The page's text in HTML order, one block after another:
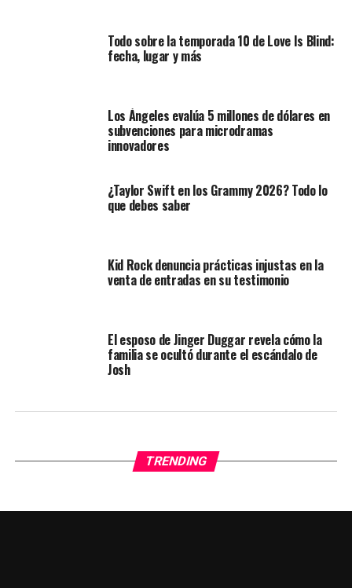
Todo sobre la temporada 10 de Love Is Blind:
fecha, lugar y más
Los Ángeles evalúa 5 millones de dólares en
subvenciones para microdramas
innovadores
¿Taylor Swift en los Grammy 2026? Todo lo
que debes saber
Kid Rock denuncia prácticas injustas en la
venta de entradas en su testimonio
El esposo de Jinger Duggar revela cómo la
familia se ocultó durante el escándalo de
Josh
TRENDING